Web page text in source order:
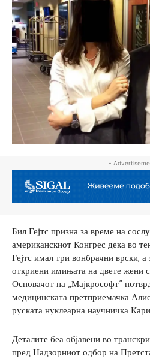
-
Бил Гејтс призна за време на
американскиот Конгрес дека во
Гејтс имал три вонбрачни врски, а
откриени имињата на двете жени
Основачот на „Мајкрософт“
медицинската претприемачка
руската нуклеарна научничка
Деталите беа објавени во
пред Надзорниот одбор на